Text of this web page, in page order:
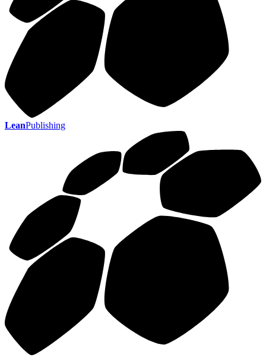
LeanPublishing